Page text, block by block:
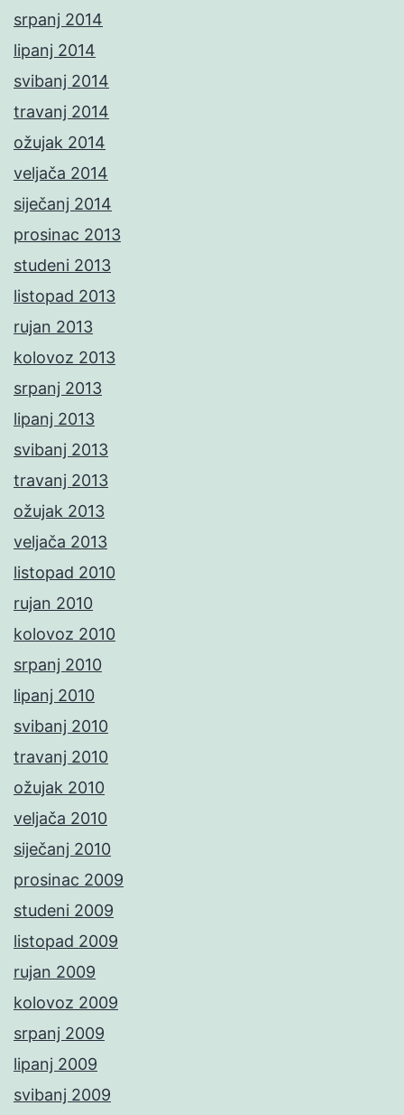
srpanj 2014
lipanj 2014
svibanj 2014
travanj 2014
ožujak 2014
veljača 2014
siječanj 2014
prosinac 2013
studeni 2013
listopad 2013
rujan 2013
kolovoz 2013
srpanj 2013
lipanj 2013
svibanj 2013
travanj 2013
ožujak 2013
veljača 2013
listopad 2010
rujan 2010
kolovoz 2010
srpanj 2010
lipanj 2010
svibanj 2010
travanj 2010
ožujak 2010
veljača 2010
siječanj 2010
prosinac 2009
studeni 2009
listopad 2009
rujan 2009
kolovoz 2009
srpanj 2009
lipanj 2009
svibanj 2009